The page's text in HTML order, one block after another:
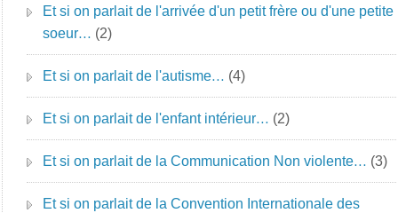
Et si on parlait de l'arrivée d'un petit frère ou d'une petite
soeur… (2)
Et si on parlait de l'autisme… (4)
Et si on parlait de l'enfant intérieur… (2)
Et si on parlait de la Communication Non violente… (3)
Et si on parlait de la Convention Internationale des